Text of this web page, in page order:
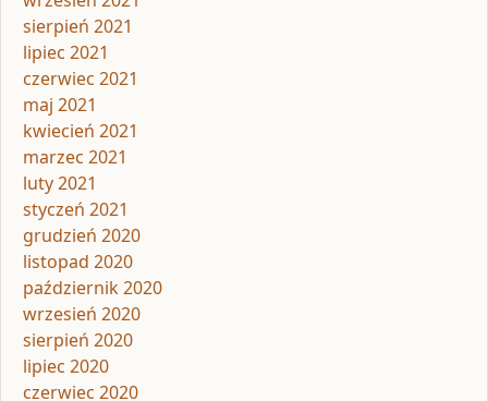
sierpień 2021
lipiec 2021
czerwiec 2021
maj 2021
kwiecień 2021
marzec 2021
luty 2021
styczeń 2021
grudzień 2020
listopad 2020
październik 2020
wrzesień 2020
sierpień 2020
lipiec 2020
czerwiec 2020